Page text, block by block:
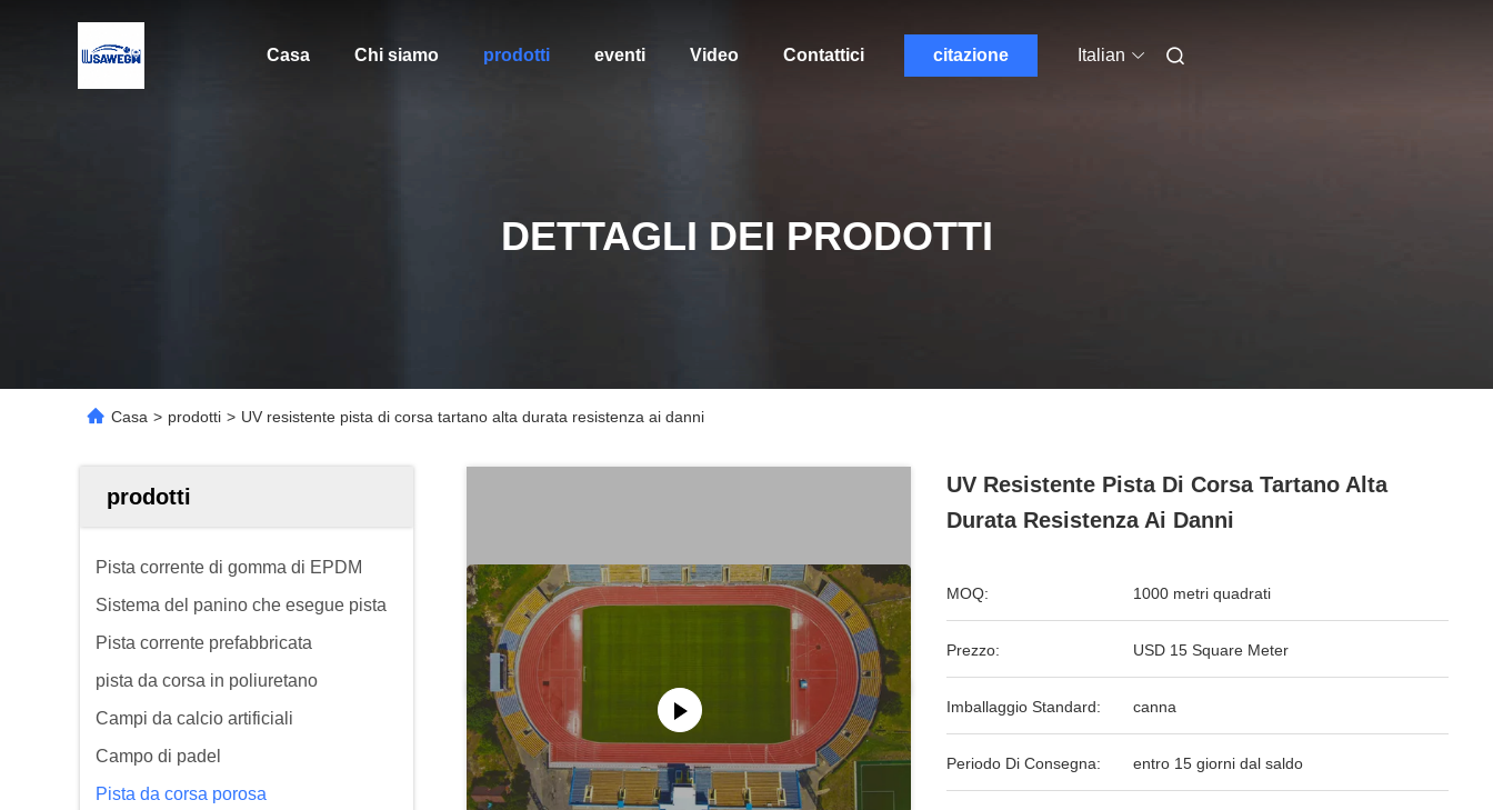
Casa Chi siamo prodotti eventi Video Contattici citazione Italian
DETTAGLI DEI PRODOTTI
Casa > prodotti > UV resistente pista di corsa tartano alta durata resistenza ai danni
prodotti
Pista corrente di gomma di EPDM
Sistema del panino che esegue pista
Pista corrente prefabbricata
pista da corsa in poliuretano
Campi da calcio artificiali
Campo di padel
Pista da corsa porosa
UV Resistente Pista Di Corsa Tartano Alta
Durata Resistenza Ai Danni
MOQ: 1000 metri quadrati
Prezzo: USD 15 Square Meter
Imballaggio Standard: canna
Periodo Di Consegna: entro 15 giorni dal saldo